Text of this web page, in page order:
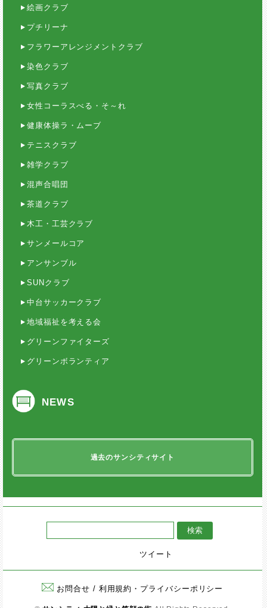
絵画クラブ
プチリーナ
フラワーアレンジメントクラブ
染色クラブ
写真クラブ
女性コーラスべる・そ～れ
健康体操ラ・ムーブ
テニスクラブ
雑学クラブ
混声合唱団
茶道クラブ
木工・工芸クラブ
サンメールコア
アンサンブル
SUNクラブ
中台サッカークラブ
地域福祉を考える会
グリーンファイターズ
グリーンボランティア
NEWS
過去のサンシティサイト
ツイート
お問合せ / 利用規約・プライバシーポリシー